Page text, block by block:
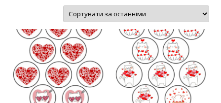
останнім